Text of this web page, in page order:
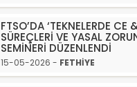
FTSO’DA ‘TEKNELERDE CE
SÜREÇLERİ VE YASAL
SEMİNERİ DÜZENLENDİ
15-05-2026 - FETHİYE